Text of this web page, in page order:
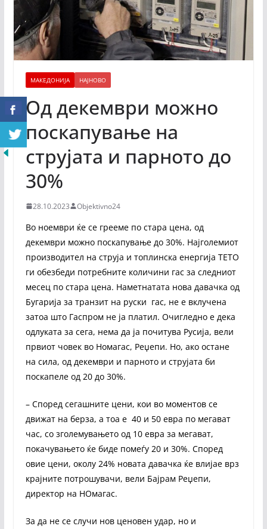
МАКЕДОНИЈА НАЈНОВО
Од декември можно
поскапување на
струјата и парното до
30%
28.10.2023 Objektivno24
Во ноември ќе се грееме по стара цена, од
декември можно поскапување до 30%. Најголемиот
производител на струја и топлинска енергија ТЕТО
ги обезбеди потребните количини гас за следниот
месец по стара цена. Наметнатата нова давачка од
Бугарија за транзит на руски гас, не е вклучена
затоа што Гаспром не ја платил. Очигледно е дека
одлуката за сега, нема да ја почитува Русија, вели
првиот човек во Номагас, Реџепи. Но, ако остане
на сила, од декември и парното и струјата би
поскапеле од 20 до 30%.
– Според сегашните цени, кои во моментов се
движат на берза, а тоа е 40 и 50 евра по мегават
час, со зголемувањето од 10 евра за мегават,
покачувањето ќе биде помеѓу 20 и 30%. Според
овие цени, околу 24% новата давачка ќе влијае врз
крајните потрошувачи, вели Бајрам Реџепи,
директор на НОмагас.
За да не се случи нов ценовен удар, но и